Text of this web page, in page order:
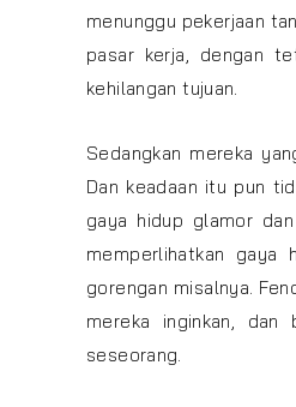
menunggu pekerjaan
pasar kerja, dengan
kehilangan tujuan.
Sedangkan mereka
Dan keadaan itu pun
gaya hidup glamor
memperlihatkan gaya
gorengan misalnya.
mereka inginkan,
seseorang.